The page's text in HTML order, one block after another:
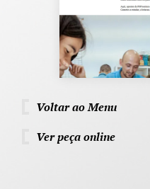
Voltar ao Menu
Ver peça online